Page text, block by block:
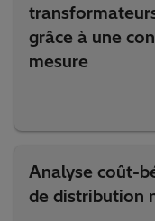
grâce à une
mesure
Analyse coût-
de distribution